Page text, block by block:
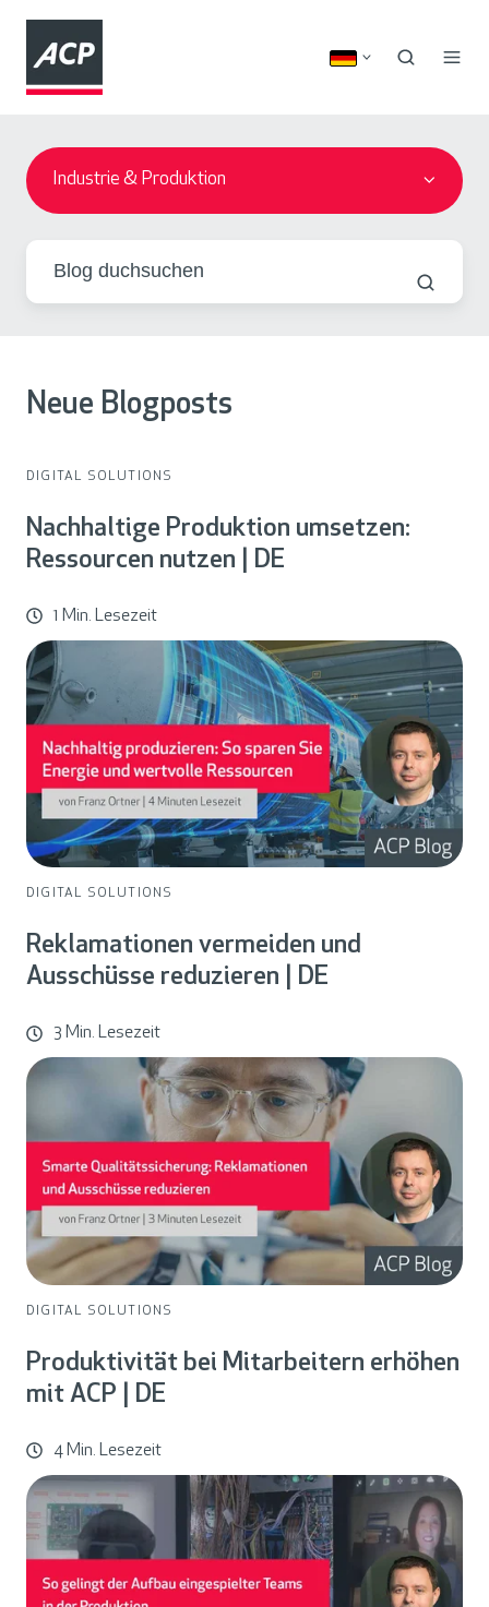
Industrie & Produktion
Neue Blogposts
DIGITAL SOLUTIONS
Nachhaltige Produktion umsetzen:
Ressourcen nutzen | DE
1 Min. Lesezeit
DIGITAL SOLUTIONS
Reklamationen vermeiden und
Ausschüsse reduzieren | DE
3 Min. Lesezeit
DIGITAL SOLUTIONS
Produktivität bei Mitarbeitern erhöhen
mit ACP | DE
4 Min. Lesezeit